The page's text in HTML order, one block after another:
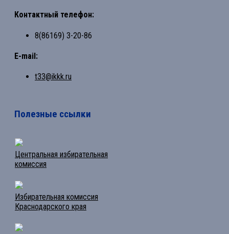
Контактный телефон:
8(86169) 3-20-86
E-mail:
t33@ikkk.ru
Полезные ссылки
Центральная избирательная
комиссия
Избирательная комиссия
Краснодарского края